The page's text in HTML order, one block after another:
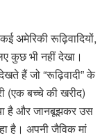
अमेरिकी रूढ़िवादियों,
कुछ भी नहीं देखा।
हैं जो “रूढ़िवादी” के
(एक बच्चे की खरीद)
है और जानबूझकर उस
है। अपनी जैविक मां